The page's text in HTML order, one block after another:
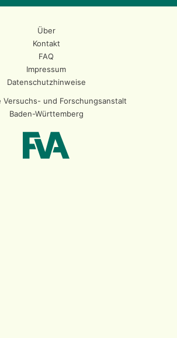
Über
Kontakt
FAQ
Impressum
Datenschutzhinweise
Versuchs- und Forschungsanstalt
Baden-Württemberg